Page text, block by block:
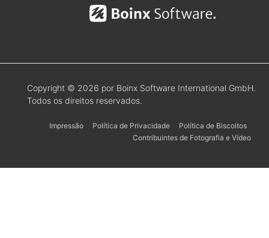
Copyright © 2026 por Boinx Software International GmbH.
Todos os direitos reservados.
Impressão Política de Privacidade
Política de Biscoitos
Contribuintes de Fotografia e Vídeo
Svenska